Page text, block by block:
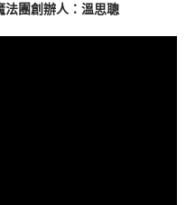
法團創辦人：溫思聰